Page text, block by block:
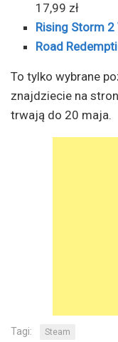
17,99 zł
Rising Storm 2
Road
To tylko wybrane
znajdziecie na
trwają do 20 maja.
Tagi: Steam